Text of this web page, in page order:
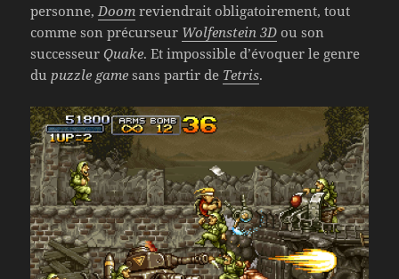
personne,Doom reviendrait obligatoirement, tout
comme son précurseur Wolfenstein 3D ou son
successeurQuake. Et impossible d’évoquer le genre
dupuzzle game sans partir de Tetris.